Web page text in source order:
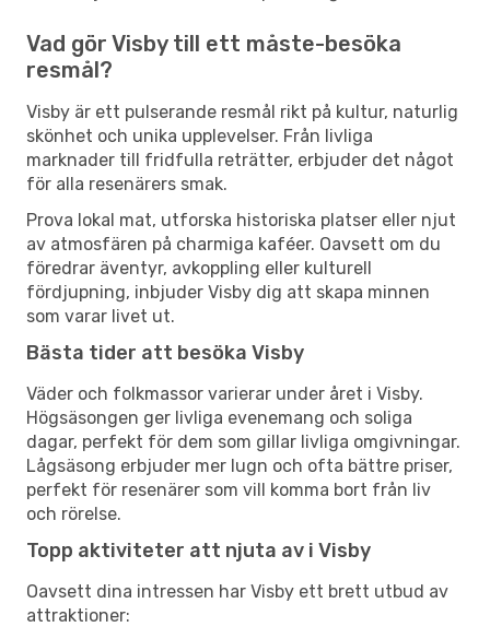
Vad gör Visby till ett måste-besöka
resmål?
Visby är ett pulserande resmål rikt på kultur, naturlig
skönhet och unika upplevelser. Från livliga
marknader till fridfulla reträtter, erbjuder det något
för alla resenärers smak.
Prova lokal mat, utforska historiska platser eller njut
av atmosfären på charmiga kaféer. Oavsett om du
föredrar äventyr, avkoppling eller kulturell
fördjupning, inbjuder Visby dig att skapa minnen
som varar livet ut.
Bästa tider att besöka Visby
Väder och folkmassor varierar under året i Visby.
Högsäsongen ger livliga evenemang och soliga
dagar, perfekt för dem som gillar livliga omgivningar.
Lågsäsong erbjuder mer lugn och ofta bättre priser,
perfekt för resenärer som vill komma bort från liv
och rörelse.
Topp aktiviteter att njuta av i Visby
Oavsett dina intressen har Visby ett brett utbud av
attraktioner: